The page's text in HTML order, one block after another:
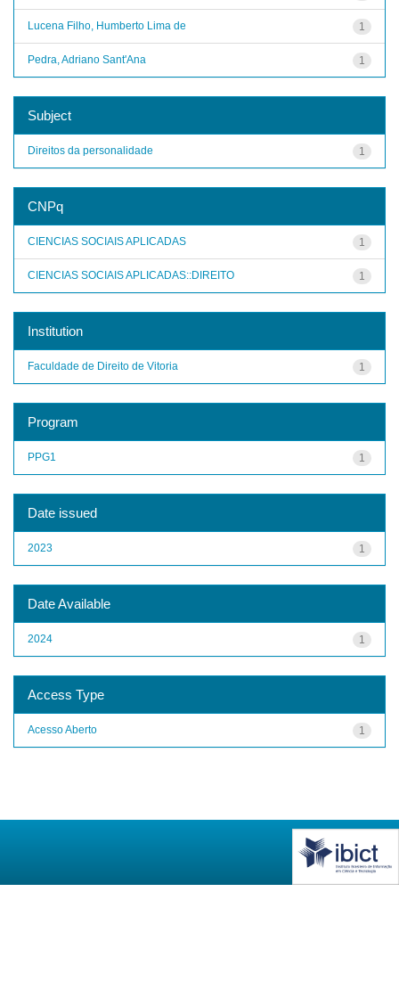
1
Lucena Filho, Humberto Lima de
1
Pedra, Adriano Sant'Ana
Subject
1
Direitos da personalidade
CNPq
1
CIENCIAS SOCIAIS APLICADAS
1
CIENCIAS SOCIAIS APLICADAS::DIREITO
Institution
1
Faculdade de Direito de Vitoria
Program
1
PPG1
Date issued
1
2023
Date Available
1
2024
Access Type
1
Acesso Aberto